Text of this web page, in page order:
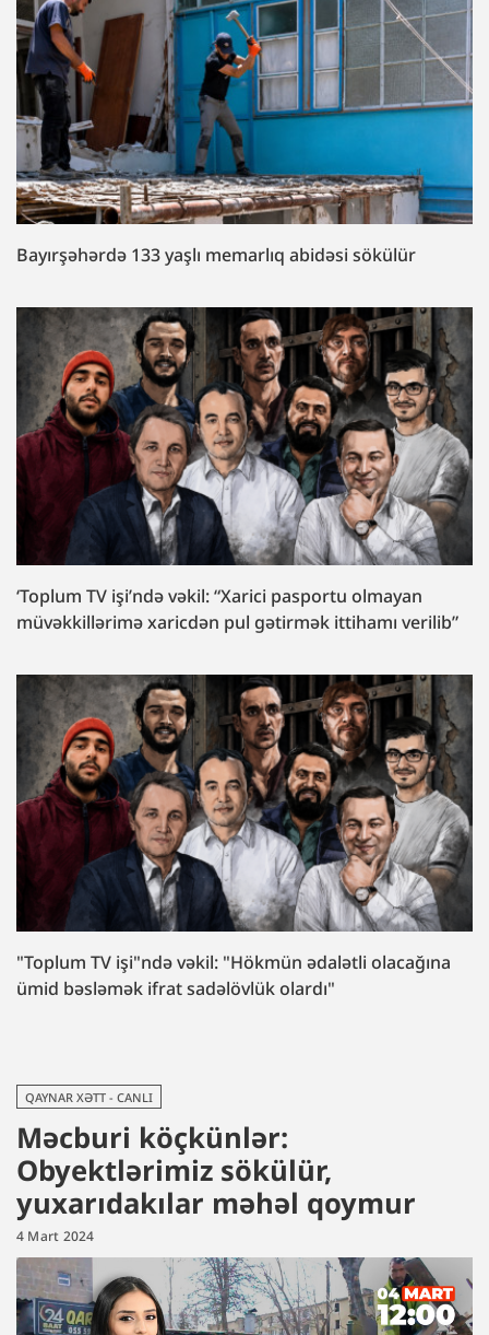
Bayırşəhərdə 133 yaşlı memarlıq abidəsi sökülür
‘Toplum TV işi’ndə vəkil: “Xarici pasportu olmayan
müvəkkillərimə xaricdən pul gətirmək ittihamı verilib”
"Toplum TV işi"ndə vəkil: "Hökmün ədalətli olacağına
ümid bəsləmək ifrat sadəlövlük olardı"
QAYNAR XƏTT - CANLI
Məcburi köçkünlər:
Obyektlərimiz sökülür,
yuxarıdakılar məhəl qoymur
4 Mart 2024